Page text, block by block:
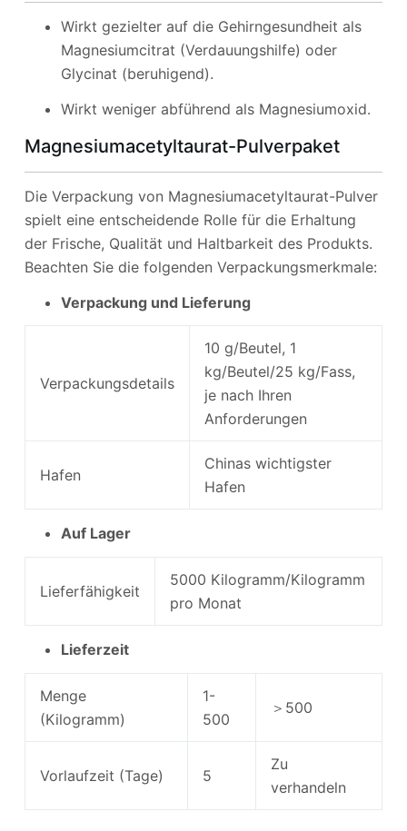
Wirkt gezielter auf die Gehirngesundheit als
Magnesiumcitrat (Verdauungshilfe) oder
Glycinat (beruhigend).
Wirkt weniger abführend als Magnesiumoxid.
Magnesiumacetyltaurat-Pulverpaket
Die Verpackung von Magnesiumacetyltaurat-Pulver
spielt eine entscheidende Rolle für die Erhaltung
der Frische, Qualität und Haltbarkeit des Produkts.
Beachten Sie die folgenden Verpackungsmerkmale:
Verpackung und Lieferung
Verpackungsdetails
10 g/Beutel, 1
kg/Beutel/25 kg/Fass,
je nach Ihren
Anforderungen
Hafen
Chinas wichtigster
Hafen
Auf Lager
Lieferfähigkeit
5000 Kilogramm/Kilogramm
pro Monat
Lieferzeit
Menge
(Kilogramm)
1-
500
＞500
Vorlaufzeit (Tage) 5
Zu
verhandeln